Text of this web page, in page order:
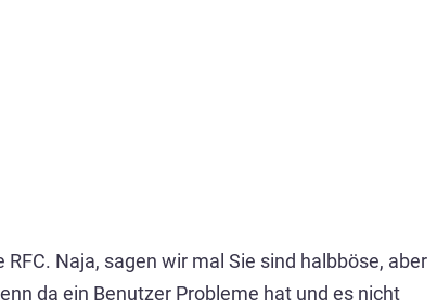
Naja, sagen wir mal Sie sind halbböse, aber
da ein Benutzer Probleme hat und es nicht